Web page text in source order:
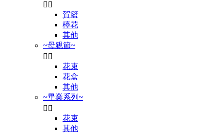
 
賀籃
檯花
其他
~母親節~
 
花束
花盒
其他
~畢業系列~
 
花束
其他